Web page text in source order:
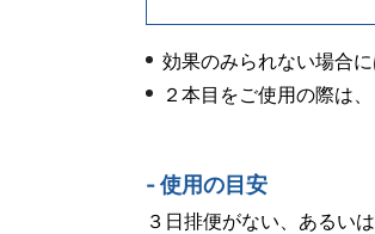
効果のみられない場合
２本目をご使用の際は
- 使用の目安
３日排便がない、あるい